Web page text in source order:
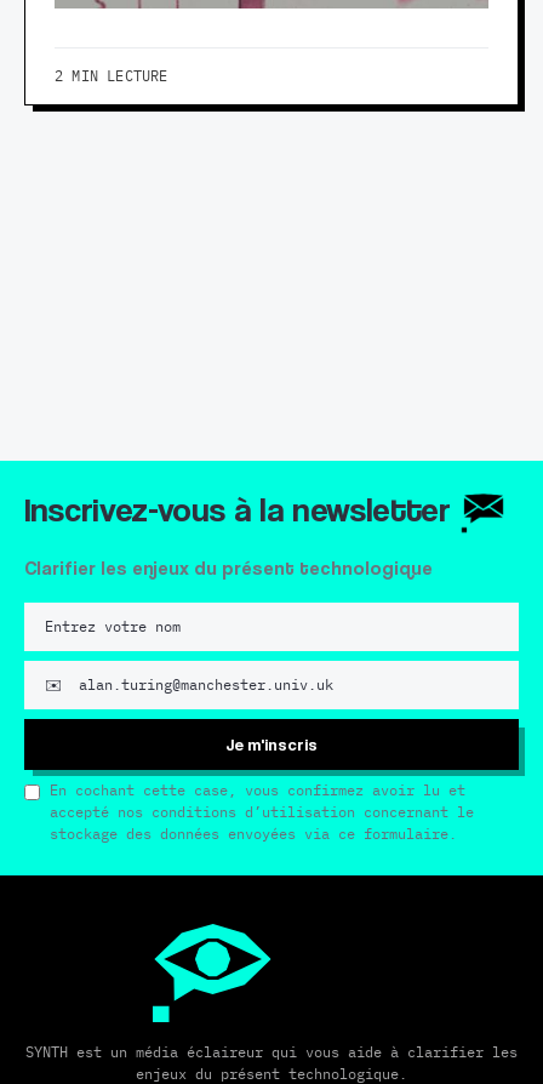
2 MIN LECTURE
Inscrivez-vous à la newsletter
Clarifier les enjeux du présent technologique
Je m'inscris
En cochant cette case, vous confirmez avoir lu et
accepté nos conditions d’utilisation concernant le
stockage des données envoyées via ce formulaire.
SYNTH est un média éclaireur qui vous aide à clarifier les
enjeux du présent technologique.